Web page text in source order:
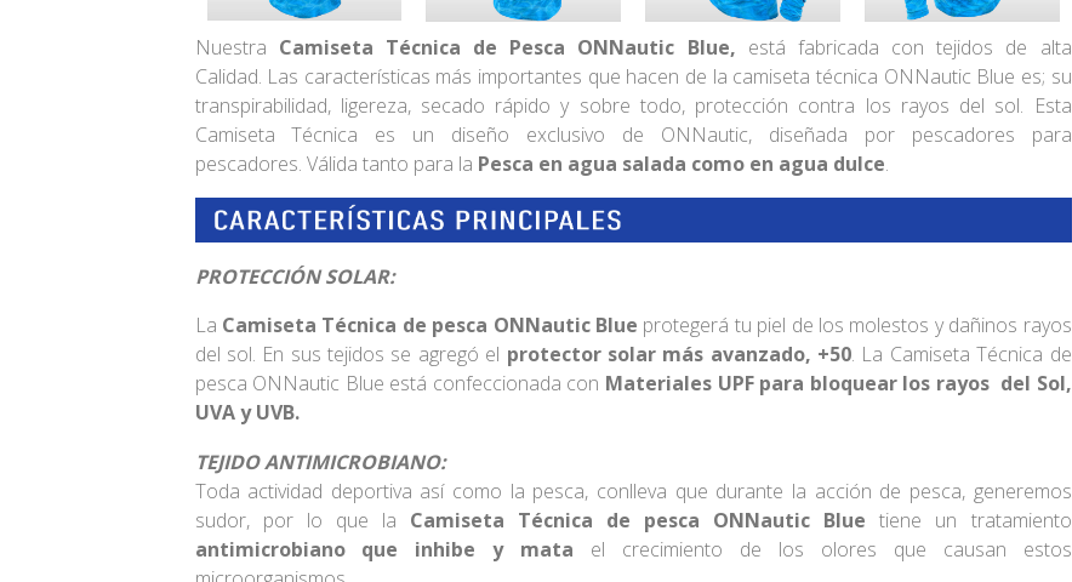
Nuestra Camiseta Técnica de Pesca ONNautic Blue, está fabricada con tejidos de alta
Calidad. Las características más importantes que hacen de la camiseta técnica ONNautic Blue es; su
transpirabilidad, ligereza, secado rápido y sobre todo, protección contra los rayos del sol. Esta
Camiseta Técnica es un diseño exclusivo de ONNautic, diseñada por pescadores para
pescadores. Válida tanto para la Pesca en agua salada como en agua dulce.
PROTECCIÓN SOLAR:
La Camiseta Técnica de pesca ONNautic Blue protegerá tu piel de los molestos y dañinos rayos
del sol. En sus tejidos se agregó el protector solar más avanzado, +50. La Camiseta Técnica de
pesca ONNautic Blue está confeccionada con Materiales UPF para bloquear los rayos del Sol,
UVA y UVB.
TEJIDO ANTIMICROBIANO:
Toda actividad deportiva así como la pesca, conlleva que durante la acción de pesca, generemos
sudor, por lo que la Camiseta Técnica de pesca ONNautic Blue tiene un tratamiento
antimicrobiano que inhibe y mata el crecimiento de los olores que causan estos